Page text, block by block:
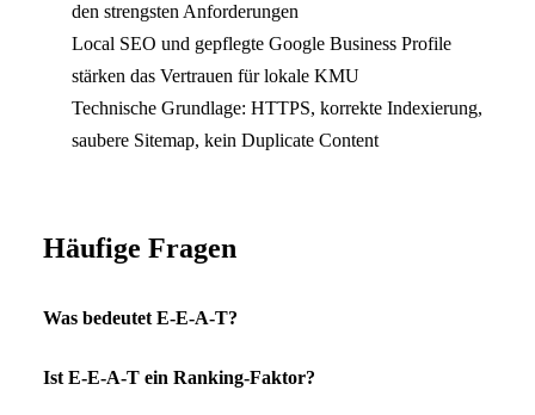
den strengsten Anforderungen
Local SEO und gepflegte Google Business Profile
stärken das Vertrauen für lokale KMU
Technische Grundlage: HTTPS, korrekte Indexierung,
saubere Sitemap, kein Duplicate Content
Häufige Fragen
Was bedeutet E-E-A-T?
Ist E-E-A-T ein Ranking-Faktor?